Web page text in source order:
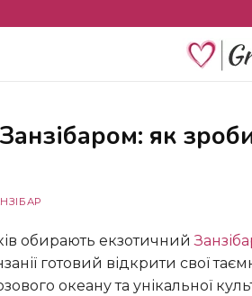
обирають екзотичний
готовий відкрити свої
океану та унікальної